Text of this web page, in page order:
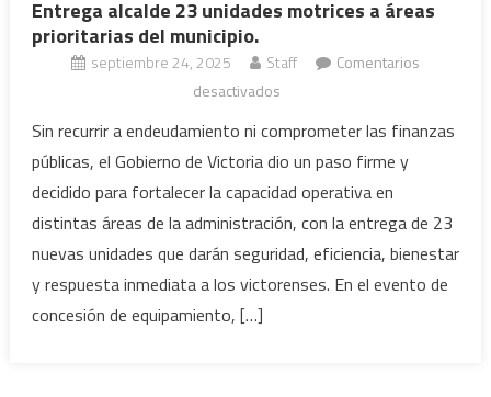
Entrega alcalde 23 unidades motrices a áreas
prioritarias del municipio.
septiembre 24, 2025 Staff
Comentarios
desactivadosen
alcalde
23
unidades
motrices
a
áreas
Sin recurrir a endeudamiento ni comprometer las finanzas
públicas, el Gobierno de Victoria dio un paso firme y
decidido para fortalecer la capacidad operativa en
distintas áreas de la administración, con la entrega de 23
nuevas unidades que darán seguridad, eficiencia, bienestar
y respuesta inmediata a los victorenses. En el evento de
concesión de equipamiento, […]